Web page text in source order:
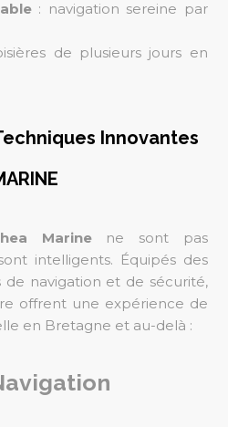
: navigation sereine par
de plusieurs jours en
Innovantes
Marinene sont pas
intelligents. Équipés des
navigation et de sécurité,
offrent une expérience de
en Bretagne et au-delà :